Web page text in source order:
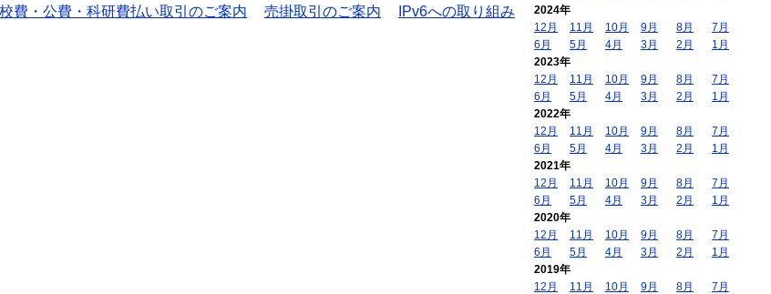
校費・公費・科研費払い取引のご案内 売掛取引のご案内
IPv6への取り組み
2024年
12月
11月 10月 9月 8月
7月
6月
5月 4月 3月 2月
1月
2023年
12月
11月 10月 9月 8月
7月
6月
5月 4月 3月 2月
1月
2022年
12月
11月 10月 9月 8月
7月
6月
5月 4月 3月 2月
1月
2021年
12月
11月 10月 9月 8月
7月
6月
5月 4月 3月 2月
1月
2020年
12月
11月 10月 9月 8月
7月
6月
5月 4月 3月 2月
1月
2019年
12月
11月 10月 9月 8月
7月